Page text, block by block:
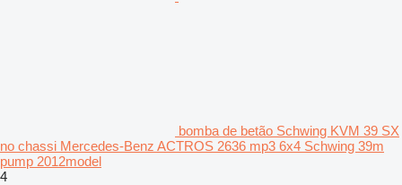
bomba de betão Schwing KVM 39 SX
no chassi Mercedes-Benz ACTROS 2636 mp3 6x4 Schwing 39m
pump 2012model
4